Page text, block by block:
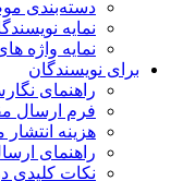
دسته‌بندی
نمایه نویسندگان
نمایه واژه های
برای نویسندگان
راهنمای نگارش
فرم ارسال مقاله
هزینه انتشار
راهنمای ارسال
نکات کلیدی در